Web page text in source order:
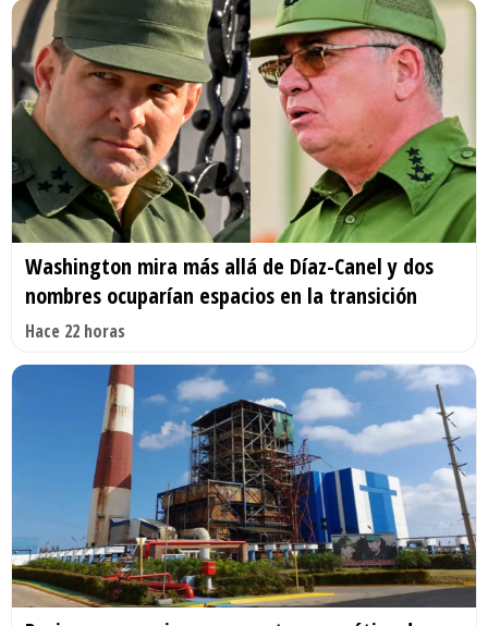
Washington mira más allá de Díaz-Canel y dos
nombres ocuparían espacios en la transición
Hace 22 horas